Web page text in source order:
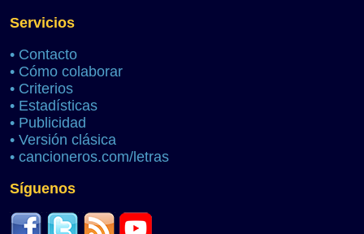
Servicios
• Contacto
• Cómo colaborar
• Criterios
• Estadísticas
• Publicidad
• Versión clásica
• cancioneros.com/letras
Síguenos